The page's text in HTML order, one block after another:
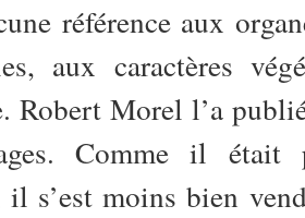
référence aux
aux caractères
Robert Morel l’a
Comme il était
s’est moins bien